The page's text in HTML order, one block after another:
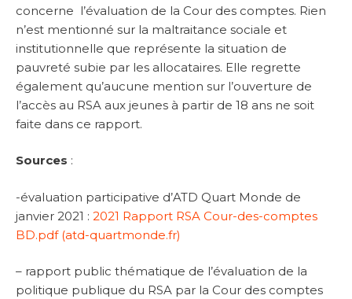
concerne l’évaluation de la Cour des comptes. Rien
n’est mentionné sur la maltraitance sociale et
institutionnelle que représente la situation de
pauvreté subie par les allocataires. Elle regrette
également qu’aucune mention sur l’ouverture de
l’accès au RSA aux jeunes à partir de 18 ans ne soit
faite dans ce rapport.
Sources :
-évaluation participative d’ATD Quart Monde de
janvier 2021 : 2021 Rapport RSA Cour-des-comptes
BD.pdf (atd-quartmonde.fr)
– rapport public thématique de l’évaluation de la
politique publique du RSA par la Cour des comptes